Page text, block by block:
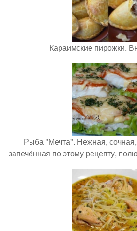
Караимские пирожки.
Рыба "Мечта". Нежная,
запечённая по этому рецепту,